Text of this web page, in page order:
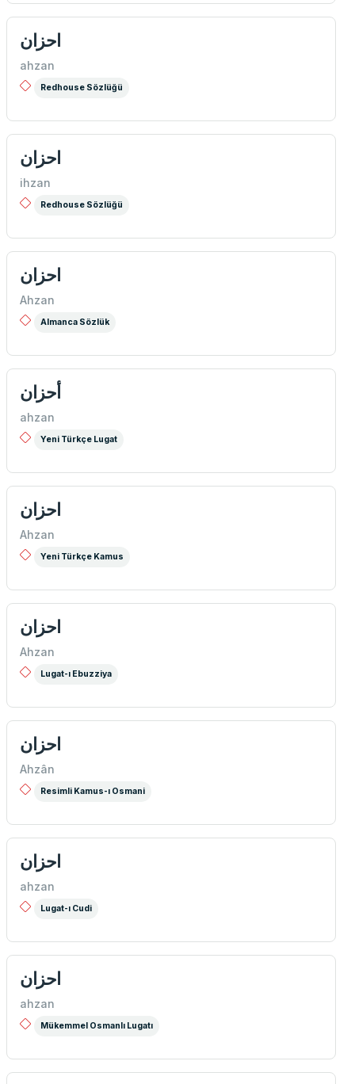
احزان
ahzan
Redhouse Sözlüğü
احزان
ihzan
Redhouse Sözlüğü
احزان
Ahzan
Almanca Sözlük
أحزان
ahzan
Yeni Türkçe Lugat
احزان
Ahzan
Yeni Türkçe Kamus
احزان
Ahzan
Lugat-ı Ebuzziya
احزان
Ahzân
Resimli Kamus-ı Osmani
احزان
ahzan
Lugat-ı Cudi
احزان
ahzan
Mükemmel Osmanlı Lugatı